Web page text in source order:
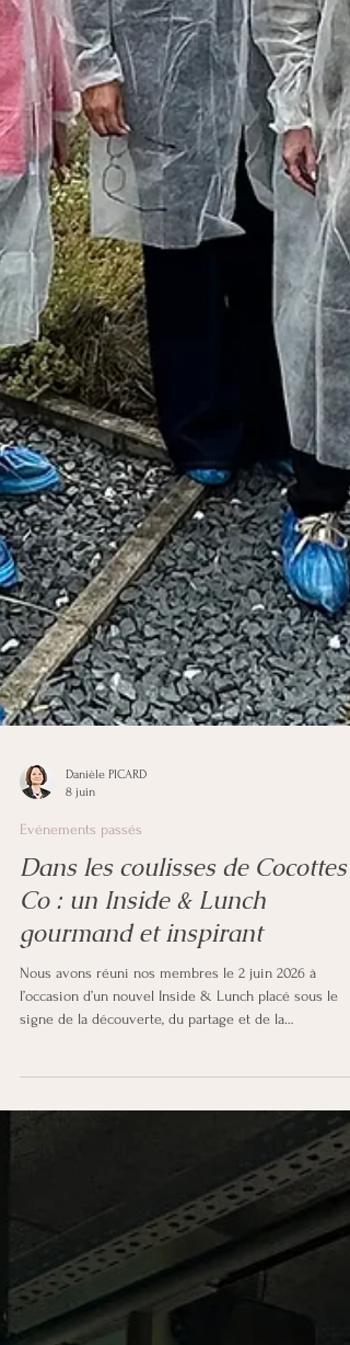
Danièle PICARD
8 juin
Evénements passés
Dans les coulisses de Cocottes
Co : un Inside & Lunch
l’occasion d’un nouvel Inside & Lunch placé sous le